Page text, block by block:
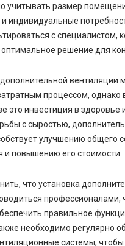
учитывать размер
индивидуальные
с специалистом,
решение для
вентиляции
процессом, однако
это инвестиция в здоровье
с сыростью,
улучшению общего
повышению его стоимости.
что установка
профессионалами,
правильное
необходимо регулярно
системы,